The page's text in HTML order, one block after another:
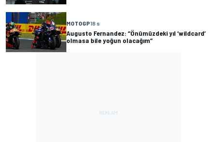
MOTOGP18 s
Augusto Fernandez: “Önümüzdeki yıl ‘wildcard’
olmasa bile yoğun olacağım”